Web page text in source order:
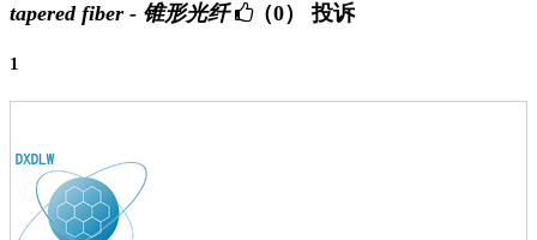
tapered fiber - 锥形光纤 （0） 投诉
1